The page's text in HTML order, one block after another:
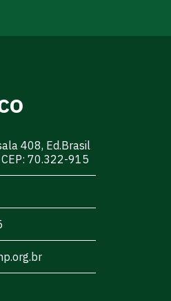
408, Ed.Brasil
70.322-915